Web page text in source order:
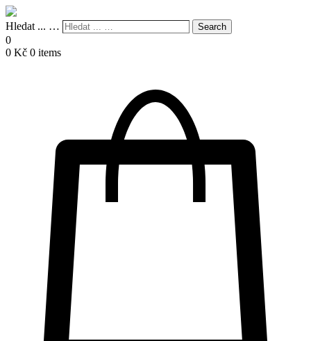
Hledat ... … Search
0
0 Kč 0 items